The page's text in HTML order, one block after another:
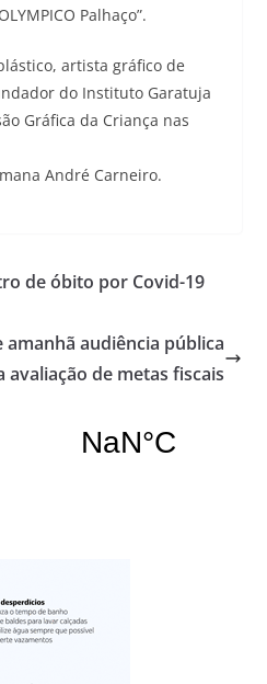
Palhaço”.
artista gráfico de
do Instituto Garatuja
Gráfica da Criança nas
André Carneiro.
de óbito por Covid-19
audiência pública
avaliação de metas fiscais